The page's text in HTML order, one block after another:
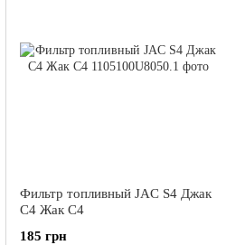
Фильтр топливный JAC S4 Джак
С4 Жак С4
185 грн